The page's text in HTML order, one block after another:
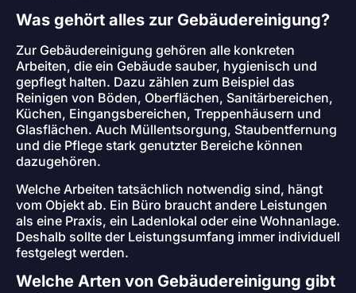
Was gehört alles zur Gebäudereinigung?
Zur Gebäudereinigung gehören alle konkreten
Arbeiten, die ein Gebäude sauber, hygienisch und
gepflegt halten. Dazu zählen zum Beispiel das
Reinigen von Böden, Oberflächen, Sanitärbereichen,
Küchen, Eingangsbereichen, Treppenhäusern und
Glasflächen. Auch Müllentsorgung, Staubentfernung
und die Pflege stark genutzter Bereiche können
dazugehören.
Welche Arbeiten tatsächlich notwendig sind, hängt
vom Objekt ab. Ein Büro braucht andere Leistungen
als eine Praxis, ein Ladenlokal oder eine Wohnanlage.
Deshalb sollte der Leistungsumfang immer individuell
festgelegt werden.
Welche Arten von Gebäudereinigung gibt